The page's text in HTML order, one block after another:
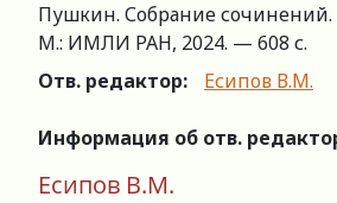
Пушкин. Собрание
М.: ИМЛИ РАН, 2024. — 608 с.
Отв. редактор:
Есипов В.М.
Информация об отв.
Есипов В.М.